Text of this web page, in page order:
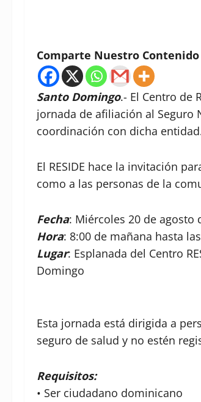
Comparte Nuestro Contenido
Santo Domingo.- El Centro de
jornada de afiliación al Seguro
coordinación con dicha
El RESIDE hace la invitación
como a las personas de la
Fecha: Miércoles 20 de agosto
Hora: 8:00 de mañana hasta
Lugar: Esplanada del Centro
Domingo
Esta jornada está dirigida a
seguro de salud y no estén
Requisitos:
• Ser ciudadano dominicano